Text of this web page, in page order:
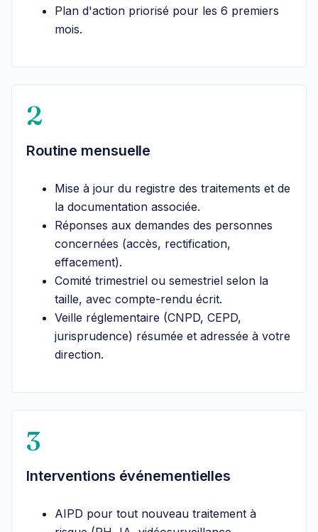
Plan d'action priorisé pour les 6 premiers
mois.
2
Routine mensuelle
Mise à jour du registre des traitements et de
la documentation associée.
Réponses aux demandes des personnes
concernées (accès, rectification,
effacement).
Comité trimestriel ou semestriel selon la
taille, avec compte-rendu écrit.
Veille réglementaire (CNPD, CEPD,
jurisprudence) résumée et adressée à votre
direction.
3
Interventions événementielles
AIPD pour tout nouveau traitement à